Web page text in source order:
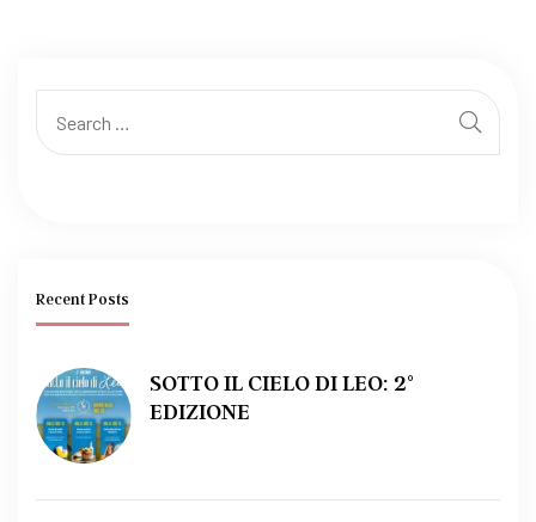
Recent Posts
SOTTO IL CIELO DI LEO: 2°
EDIZIONE